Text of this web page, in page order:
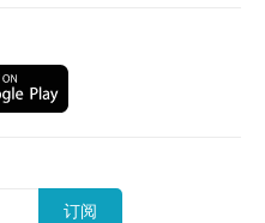
注射，如有需要，医生
。如医生认为不适合注
人员负责注射程序及此
办公时间：星期一、三
订阅